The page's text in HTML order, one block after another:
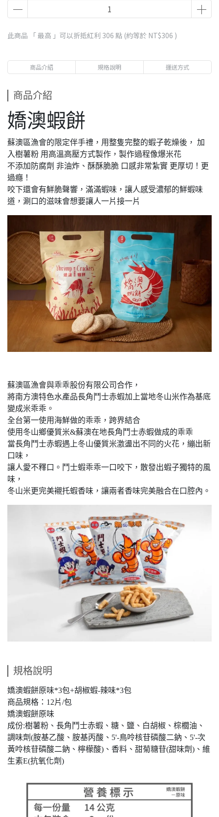
此商品 「 最高 」可以折抵紅利 306 點 (約等於 NT$306 )
商品介紹 規格說明 運送方式
商品介紹
嬌澳蝦餅
蘇澳區漁會的限定伴手禮，用整隻完整的蝦子乾燥後， 加
入樹薯粉 用高溫高壓方式製作，製作過程像爆米花
不添加防腐劑 非油炸、酥酥脆脆 口感非常紮實 更厚切！更
過癮！
咬下還會有鮮脆聲響，滿滿蝦味，讓人感受濃郁的鮮蝦味
道，涮口的滋味會想要讓人一片接一片
蘇澳區漁會與乖乖股份有限公司合作，
將南方澳特色水產品長角鬥士赤蝦加上當地冬山米作為基底
變成米乖乖。
全台第一使用海鮮做的乖乖，跨界結合
使用冬山鄉優質米&蘇澳在地長角鬥士赤蝦做成的乖乖
當長角鬥士赤蝦遇上冬山優質米激盪出不同的火花，繃出新
口味，
讓人愛不釋口。鬥士蝦乖乖一口咬下，散發出蝦子獨特的風
味，
冬山米更完美襯托蝦香味，讓兩者香味完美融合在口腔內。
規格說明
嬌澳蝦餅原味*3包+胡椒蝦-辣味*3包
商品規格：12片/包
嬌澳蝦餅原味
成份:樹薯粉、長角鬥士赤蝦、糖、鹽、白胡椒、棕櫚油、
調味劑(胺基乙酸、胺基丙酸、5'-鳥呤核苷磷酸二鈉、5'-次
黃呤核苷磷酸二鈉、檸檬酸)、香料、甜菊糖苷(甜味劑)、維
生素E(抗氧化劑)